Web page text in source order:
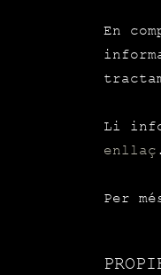
En
Li
enllaç .
Per